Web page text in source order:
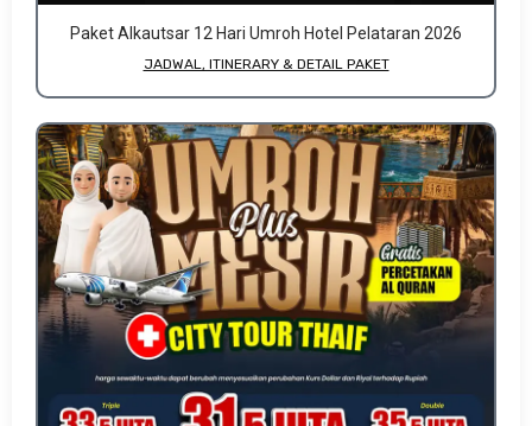
Paket Alkautsar 12 Hari Umroh Hotel Pelataran 2026
JADWAL, ITINERARY & DETAIL PAKET